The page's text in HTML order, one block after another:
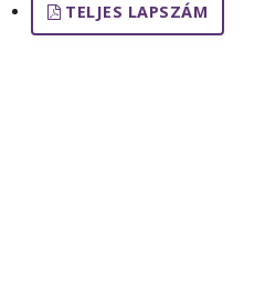
TELJES LAPSZÁM